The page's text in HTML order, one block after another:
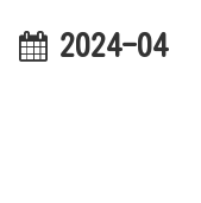
2024-04